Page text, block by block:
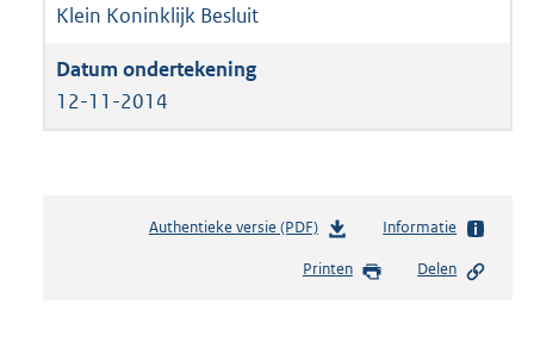
Klein Koninklijk Besluit
12-11-2014
Authentieke versie (PDF)b
s
Informatie
Printen Delen